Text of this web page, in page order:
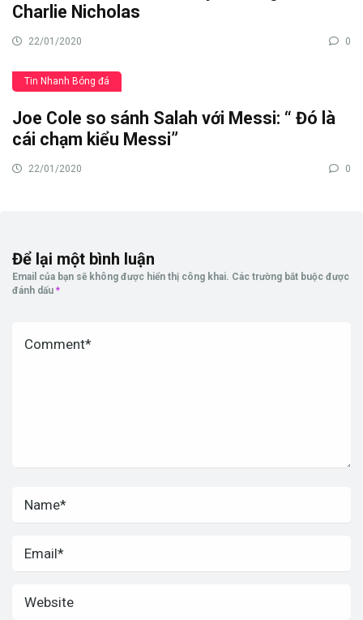
Charlie Nicholas
22/01/2020 0
Tin Nhanh Bóng đá
Joe Cole so sánh Salah với Messi: “ Đó là
cái chạm kiểu Messi”
22/01/2020 0
Để lại một bình luận
Email của bạn sẽ không được hiển thị công khai. Các trường bắt buộc được
đánh dấu *